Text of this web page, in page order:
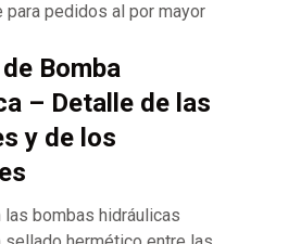
para pedidos al por mayor
Bomba
– Detalle de las
y de los
las bombas hidráulicas